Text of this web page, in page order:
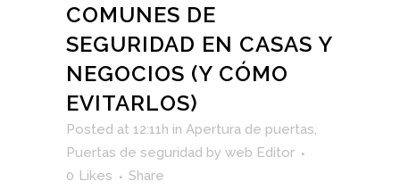
COMUNES DE
SEGURIDAD EN CASAS Y
NEGOCIOS (Y CÓMO
EVITARLOS)
Posted at 12:11h in Apertura de puertas,
Puertas de seguridad by web Editor
0 Likes Share